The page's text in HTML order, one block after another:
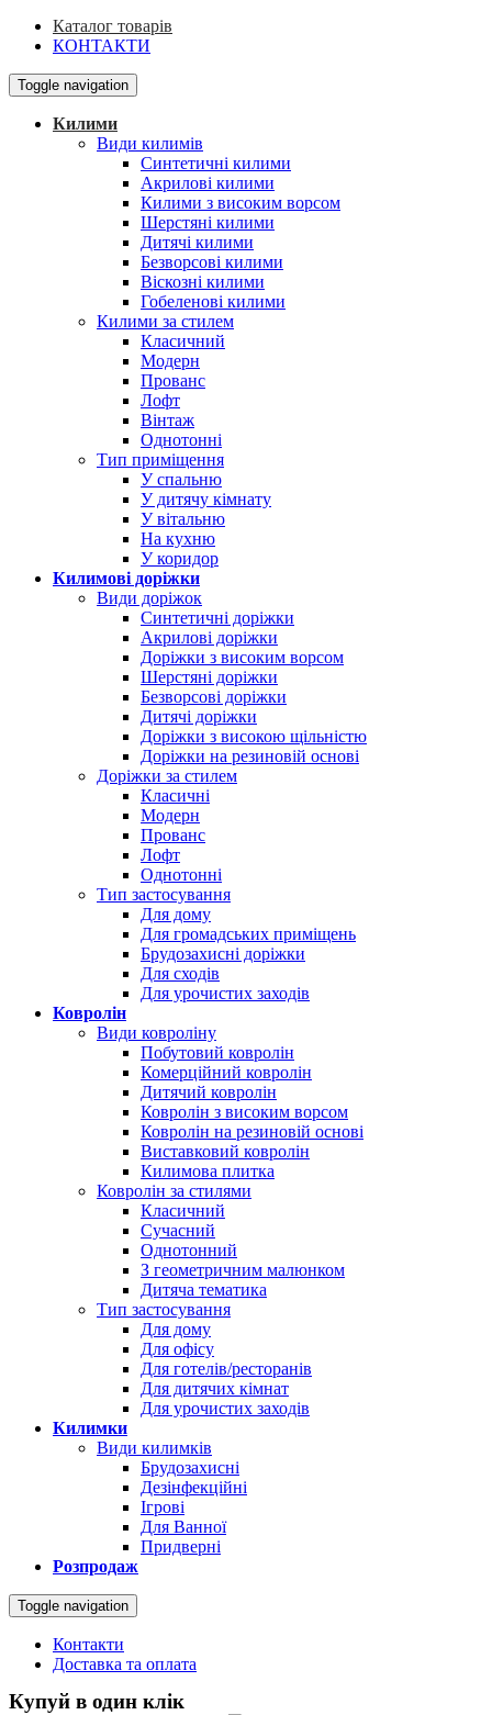
Каталог товарів
КОНТАКТИ
Toggle navigation
Килими
Види килимів
Синтетичні килими
Акрилові килими
Килими з високим ворсом
Шерстяні килими
Дитячі килими
Безворсові килими
Віскозні килими
Гобеленові килими
Килими за стилем
Класичний
Модерн
Прованс
Лофт
Вінтаж
Однотонні
Тип приміщення
У спальню
У дитячу кімнату
У вітальню
На кухню
У коридор
Килимові доріжки
Види доріжок
Синтетичні доріжки
Акрилові доріжки
Доріжки з високим ворсом
Шерстяні доріжки
Безворсові доріжки
Дитячі доріжки
Доріжки з високою щільністю
Доріжки на резиновій основі
Доріжки за стилем
Класичні
Модерн
Прованс
Лофт
Однотонні
Тип застосування
Для дому
Для громадських приміщень
Брудозахисні доріжки
Для сходів
Для урочистих заходів
Ковролін
Види ковроліну
Побутовий ковролін
Комерційний ковролін
Дитячий ковролін
Ковролін з високим ворсом
Ковролін на резиновій основі
Виставковий ковролін
Килимова плитка
Ковролін за стилями
Класичний
Сучасний
Однотонний
З геометричним малюнком
Дитяча тематика
Тип застосування
Для дому
Для офісу
Для готелів/ресторанів
Для дитячих кімнат
Для урочистих заходів
Килимки
Види килимків
Брудозахисні
Дезінфекційні
Ігрові
Для Ванної
Придверні
Розпродаж
Toggle navigation
Контакти
Доставка та оплата
Купуй в один клік